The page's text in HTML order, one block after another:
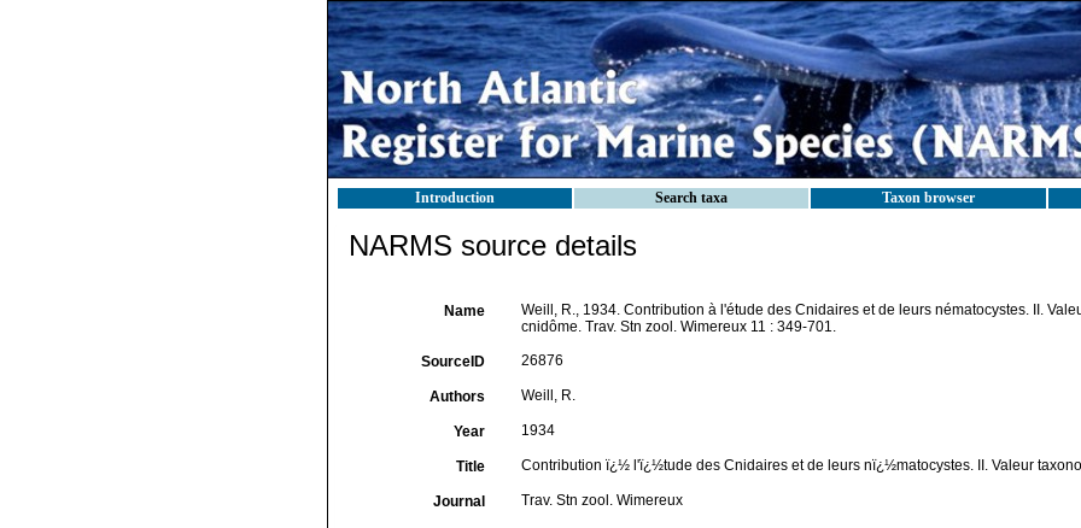
Introduction Search taxa Taxon browser
NARMS source details
Name
Weill, R., 1934. Contribution à l'étude des Cnidaires et de leurs nématocystes. II.
cnidôme. Trav. Stn zool. Wimereux 11 : 349-701.
SourceID 26876
Authors Weill, R.
Year 1934
Title Contribution ï¿½ l'ï¿½tude des Cnidaires et de leurs nï¿½matocystes. II. Valeur
Journal Trav. Stn zool. Wimereux